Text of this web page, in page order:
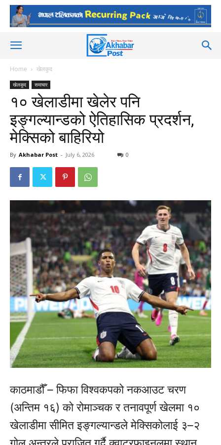
Home खेलकुद
खेलकुद समाचार
१० खेलाडीमा खेलेर पनि
इङ्गल्यान्डको ऐतिहासिक प्रदर्शन,
मेक्सिको बाहिरियो
By Akhabar Post - July 6, 2026 0
काठमाडौँ – फिफा विश्वकपको नकआउट चरण
(अन्तिम १६) को रोमाञ्चक र तनावपूर्ण खेलमा १०
खेलाडीमा सीमित इङ्गल्यान्डले मेक्सिकोलाई ३–२